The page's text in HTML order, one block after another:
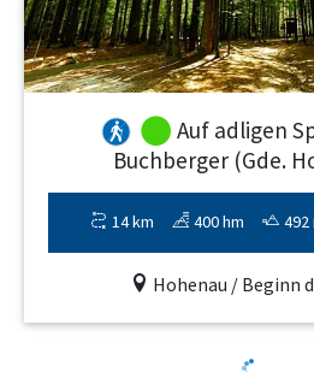
Auf adligen
Buchberger (Gde.
14 km 400 hm 492
Hohenau / Beginn